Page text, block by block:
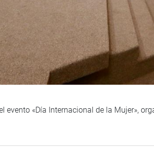
evento «Día Internacional de la Mujer»,